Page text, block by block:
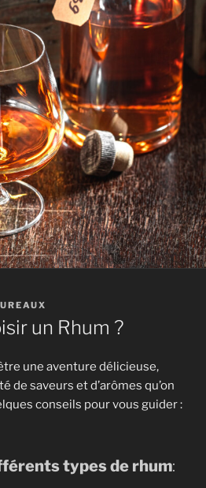
un Rhum ?
une aventure délicieuse,
de saveurs et d’arômes qu’on
conseils pour vous guider :
types de rhum: